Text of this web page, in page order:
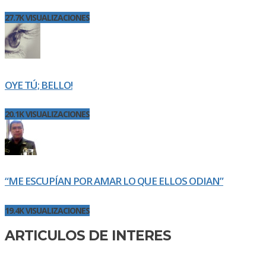
27.7K VISUALIZACIONES
OYE TÚ; BELLO!
20.1K VISUALIZACIONES
“ME ESCUPÍAN POR AMAR LO QUE ELLOS ODIAN”
19.4K VISUALIZACIONES
ARTICULOS DE INTERES